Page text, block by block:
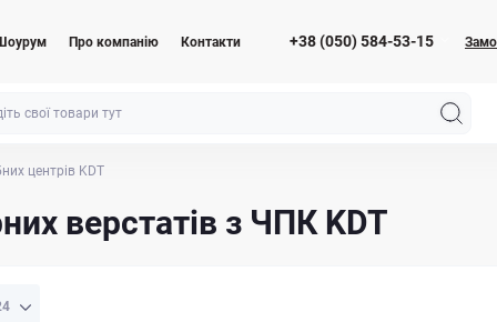
Про компанію Контакти +38 (050) 584-53-15
центрів KDT
верстатів з ЧПК KDT